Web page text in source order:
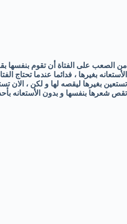
من الصعب على الفتاة أن تقوم بنفسها
الأستعانه بغيرها ، فدائما عندما تحتاج
تستعين بغيرها ليقصه لها و لكن ، الان
تقص شعرها بنفسها و بدون الأستعانه